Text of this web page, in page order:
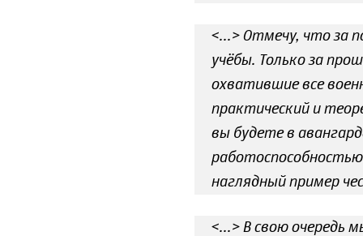
<...> Отмечу, что за
учёбы. Только за
охватившие все
практический и
вы будете в
наглядный пример
<...> В свою очередь